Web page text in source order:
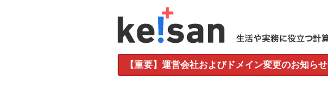
【重要】運営会社およびドメイン変更のお知らせ